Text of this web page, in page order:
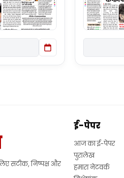
सटीक, निष्पक्ष और
ई-पेपर
आज का ई-पेपर
पुरालेख
हमारा नेटवर्क